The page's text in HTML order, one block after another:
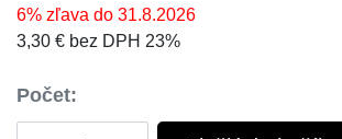
6% zľava do 31.8.2026
3,30 € bez DPH 23%
Počet: